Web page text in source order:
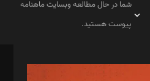
شما در حال مطالعه وبسایت ماهنامه
پیوست هستید.